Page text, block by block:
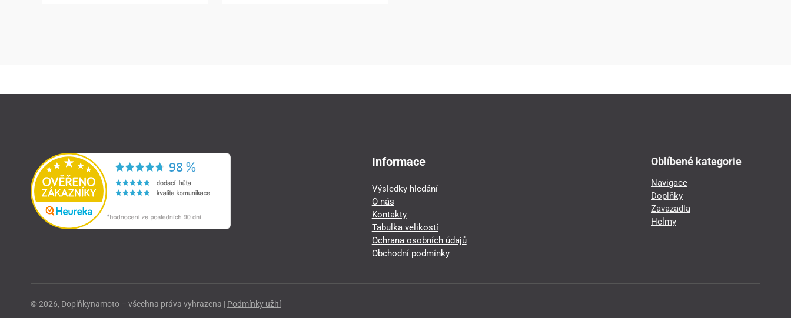
Informace
Výsledky hledání
O nás
Kontakty
Tabulka velikostí
Ochrana osobních údajů
Obchodní podmínky
Oblíbené kategorie
Navigace
Doplňky
Zavazadla
Helmy
© 2026, Doplňkynamoto – všechna práva vyhrazena | Podmínky užití